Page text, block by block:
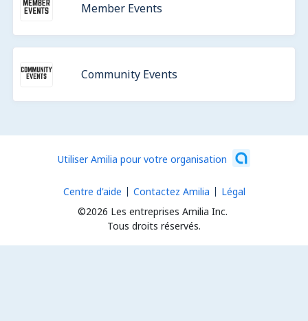
Member Events
Community Events
Utiliser Amilia pour votre organisation
©2026 Les entreprises Amilia Inc.
Tous droits réservés.
Centre d'aide Contactez Amilia Légal